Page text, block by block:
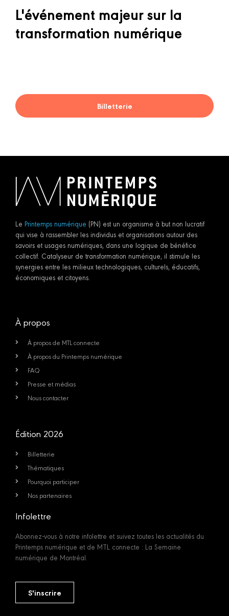
L'événement majeur sur la
transformation numérique
Billetterie
Le Printemps numérique (PN) est un organisme à but non lucratif
qui vise à rassembler les individus et organisations autour des
savoirs et usages numériques, dans une logique de bénéfice
collectif. Catalyseur de transformation numérique, il stimule les
synergies entre les milieux technologiques, culturels, éducatifs,
économiques et citoyens.
À propos
À propos de MTL connecte
À propos du Printemps numérique
FAQ
Presse et médias
Nous contacter
Édition 2026
Billetterie
Thématiques
Pourquoi participer
Nos partenaires
Infolettre
Abonnez-vous à notre infolettre et suivez toutes les actualités du
Printemps numérique et de MTL connecte : La Semaine
numérique de Montréal.
S'inscrire